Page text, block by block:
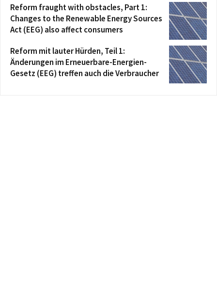
Reform fraught with obstacles, Part 1:
Changes to the Renewable Energy Sources
Act (EEG) also affect consumers
Reform mit lauter Hürden, Teil 1:
Änderungen im Erneuerbare-Energien-
Gesetz (EEG) treffen auch die Verbraucher